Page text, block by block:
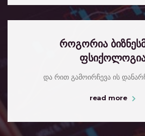
როგორია
და რით გამოირჩევა ის
read more